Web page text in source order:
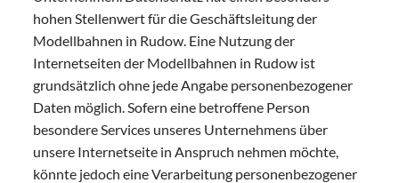
hohen Stellenwert für die Geschäftsleitung der
Modellbahnen in Rudow. Eine Nutzung der
Internetseiten der Modellbahnen in Rudow ist
grundsätzlich ohne jede Angabe personenbezogener
Daten möglich. Sofern eine betroffene Person
besondere Services unseres Unternehmens über
unsere Internetseite in Anspruch nehmen möchte,
könnte jedoch eine Verarbeitung personenbezogener